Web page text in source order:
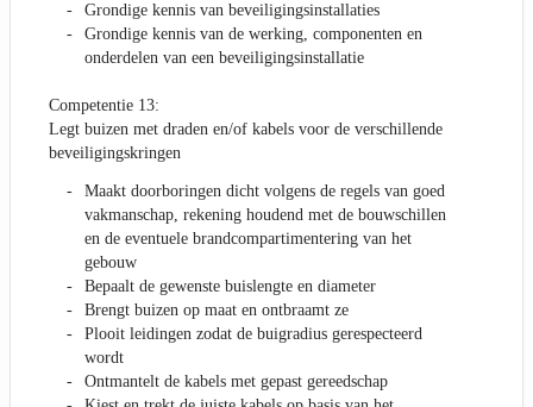
Grondige kennis van beveiligingsinstallaties
Grondige kennis van de werking, componenten en
onderdelen van een beveiligingsinstallatie
Competentie 13:
Legt buizen met draden en/of kabels voor de verschillende
beveiligingskringen
Maakt doorboringen dicht volgens de regels van goed
vakmanschap, rekening houdend met de bouwschillen
en de eventuele brandcompartimentering van het
gebouw
Bepaalt de gewenste buislengte en diameter
Brengt buizen op maat en ontbraamt ze
Plooit leidingen zodat de buigradius gerespecteerd
wordt
Ontmantelt de kabels met gepast gereedschap